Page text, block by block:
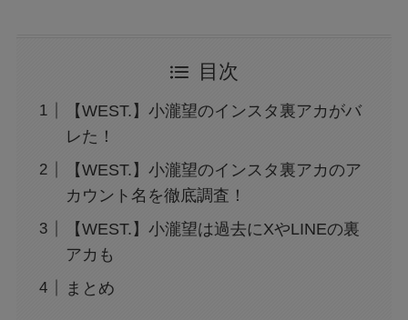
目次
【WEST.】小瀧望のインスタ裏アカがバ
レた！
【WEST.】小瀧望のインスタ裏アカのア
カウント名を徹底調査！
【WEST.】小瀧望は過去にXやLINEの裏
アカも
まとめ